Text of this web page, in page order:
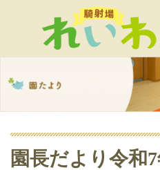
園長だより令和